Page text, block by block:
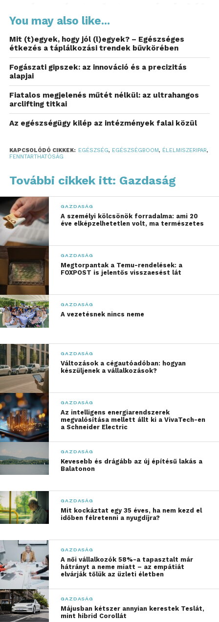
elvárásokból fakad.
A PwC Strategy& legújabbFuture of Food 2.0
című tanulmánya szerint ez a lendület a
termesztéstől a kereskedelemig minden
szereplőnek új irányokat jelöl ki. Stabil
gazdasági feltételek és célzott támogatás
nélkül viszont nehezen ugorják meg az átállást
aklíma- és költségkockázatoknak leginkább
A modern élelmiszergazdaság eddigi legmélyebb
élelmiszer‑fogyasztás, a termesztés és az értékesítés
hoznak létre az iparágnál négyszer gyorsabban
növekvő innovatív területeken.
A PwC globális stratégiai tanácsadó üzletágának
(Strategy&) legfrissebb riportja szerint az átalakulást
három meghatározó trend vezérli:
az egészségközpontú életmód
erősödése,
a gyors és kényelmi élelmiszer‑ellátás
iránti igény, valamint
mindezeket pedig a technológiai és
mesterségesintelligencia‑alapú
innovációk tovább gyorsítják.
Ezek a trendek teljesen átformálják annak módját,
ahogyan az élelmiszert ma előállítják és értékesítik.
Az alternatív fehérjéktől és fenntartható
csomagolástól egészen az MI‑alapú
bevásárlóasszisztensekig új megoldások jelennek
meg, és ennek a növekedésnek közel 90%-át
szerkezeti átalakulások generálják; például a
hulladékalapú helyettesítése vagy a hagyományos
fehérjék alternatív fehérjékkel való kiváltása.
Egészségboom: új fogyasztói
logika, új piaci nyertesek
A tanulmány előrejelzése szerint 2035-re ez a
globális potenciál a teljes értékláncon végig
megjelenik: az élelmiszer‑termesztésben 400
milliárd dollár, a gyártásban 680 milliárd dollár, a
fogyasztói szegmensben pedig 2 060 milliárd dollár
You may also like...
Mit (t)egyek, hogy jól (l)egyek? – Egészséges
étkezés a táplálkozási trendek bűvkörében
Fogászati gipszek: az innováció és a precizitás
alapjai
Fiatalos megjelenés műtét nélkül: az ultrahangos
arclifting titkai
Az egészségügy kilép az intézmények falai közül
KAPCSOLÓDÓ CIKKEK: EGÉSZSÉG, EGÉSZSÉGBOOM, ÉLELMISZERIPAR,
FENNTARTHATÓSÁG
További cikkek itt: Gazdaság
GAZDASÁG
A személyi kölcsönök forradalma: ami 20
éve elképzelhetetlen volt, ma természetes
GAZDASÁG
Megtorpantak a Temu-rendelések: a
FOXPOST is jelentős visszaesést lát
GAZDASÁG
A vezetésnek nincs neme
GAZDASÁG
Változások a cégautóadóban: hogyan
készüljenek a vállalkozások?
GAZDASÁG
Az intelligens energiarendszerek
megvalósítása mellett állt ki a VivaTech-en
a Schneider Electric
GAZDASÁG
Kevesebb és drágább az új építésű lakás a
Balatonon
GAZDASÁG
Mit kockáztat egy 35 éves, ha nem kezd el
időben félretenni a nyugdíjra?
GAZDASÁG
A női vállalkozók 58%-a tapasztalt már
hátrányt a neme miatt – az empátiát
elvárják tőlük az üzleti életben
GAZDASÁG
Májusban kétszer annyian kerestek Teslát,
mint hibrid Corollát